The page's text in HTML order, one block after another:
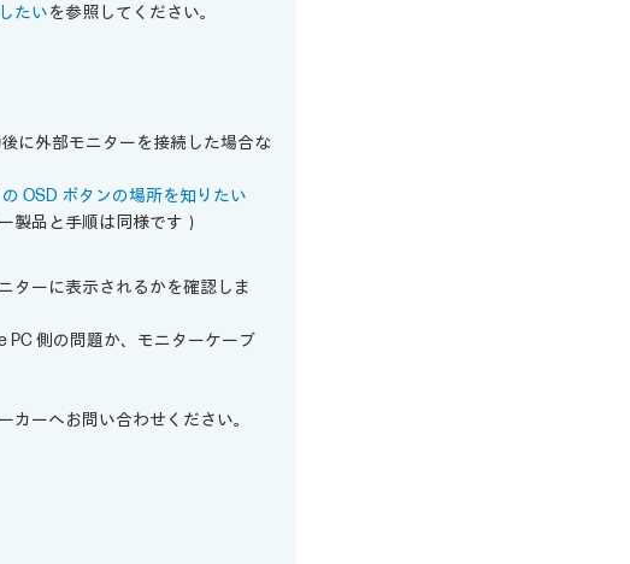
たいを参照してください。
に外部モニターを接続した場合な
の OSD ボタンの場所を知りたい
製品と手順は同様です）
ターに表示されるかを確認しま
PC 側の問題か、モニターケーブ
ーへお問い合わせください。